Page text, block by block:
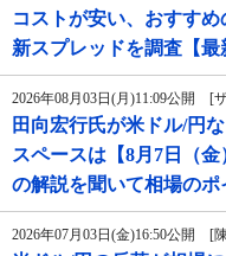
コストが安い、おすす
新スプレッドを調査【最
2026年08月03日(月)11:09公開 [
田向宏行氏が米ドル/円
スペースは【8月7日（
の解説を聞いて相場の
2026年07月03日(金)16:50公開 [